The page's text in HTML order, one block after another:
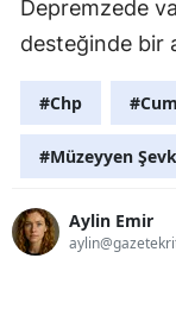
Depremzede
desteğinde bir
#Chp
#Müzeyyen
Aylin Emir